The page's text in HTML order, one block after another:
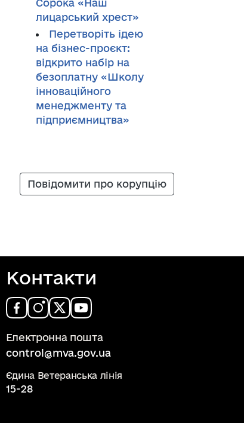
Сорока «Наш
лицарський хрест»
Перетворіть ідею
на бізнес-проєкт:
відкрито набір на
безоплатну «Школу
інноваційного
менеджменту та
підприємництва»
Повідомити про корупцію
Контакти
Електронна пошта
control@mva.gov.ua
Єдина Ветеранська лінія
15-28